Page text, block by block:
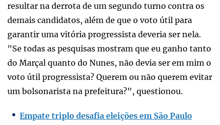
resultar na derrota de um segundo turno contra os
demais candidatos, além de que o voto útil para
garantir uma vitória progressista deveria ser nela.
"Se todas as pesquisas mostram que eu ganho tanto
do Marçal quanto do Nunes, não devia ser em mim o
voto útil progressista? Querem ou não querem evitar
um bolsonarista na prefeitura?", questionou.
Empate triplo desafia eleições em São Paulo